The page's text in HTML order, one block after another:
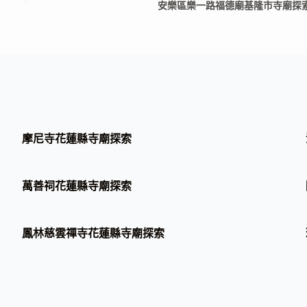
安樂區樂一路福德廟基隆市寺廟探
摩尼寺花蓮縣寺廟探索
萬善祠花蓮縣寺廟探索
鳳林慈雲禪寺花蓮縣寺廟探索